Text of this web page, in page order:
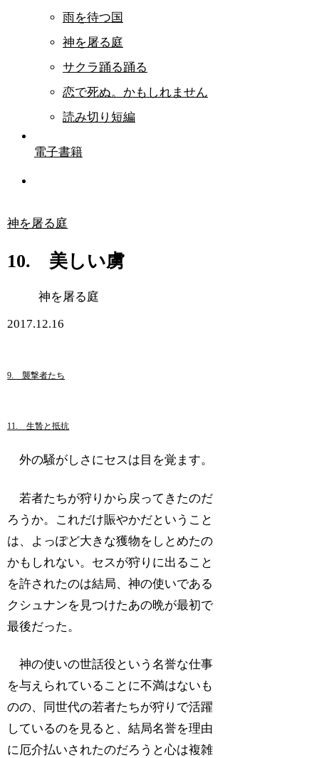
雨を待つ国
神を屠る庭
サクラ踊る踊る
恋で死ぬ。かもしれません
読み切り短編
電子書籍
神を屠る庭
10. 美しい虜
神を屠る庭
2017.12.16
9. 襲撃者たち
11. 生贄と抵抗
外の騒がしさにセスは目を覚ます。
若者たちが狩りから戻ってきたのだ
ろうか。これだけ賑やかだということ
は、よっぽど大きな獲物をしとめたの
かもしれない。セスが狩りに出ること
を許されたのは結局、神の使いである
クシュナンを見つけたあの晩が最初で
最後だった。
神の使いの世話役という名誉な仕事
を与えられていることに不満はないも
のの、同世代の若者たちが狩りで活躍
しているのを見ると、結局名誉を理由
に厄介払いされたのだろうと心は複雑